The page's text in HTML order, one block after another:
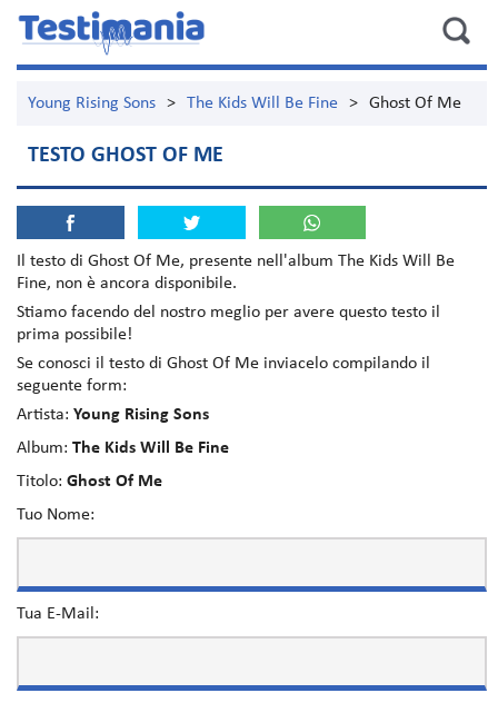
Young Rising Sons > The Kids Will Be Fine > Ghost Of Me
TESTO GHOST OF ME
Il testo di Ghost Of Me, presente nell'album The Kids Will Be
Fine, non è ancora disponibile.
Stiamo facendo del nostro meglio per avere questo testo il
prima possibile!
Se conosci il testo di Ghost Of Me inviacelo compilando il
seguente form:
Artista: Young Rising Sons
Album: The Kids Will Be Fine
Titolo: Ghost Of Me
Tuo Nome:
Tua E-Mail: